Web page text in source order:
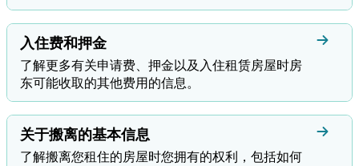
入住费和押金
了解更多有关申请费、押金以及入住租赁房屋时房
东可能收取的其他费用的信息。
关于搬离的基本信息
了解搬离您租住的房屋时您拥有的权利，包括如何